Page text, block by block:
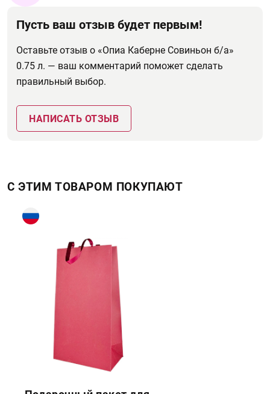
Пусть ваш отзыв будет первым!
Оставьте отзыв о «Опиа Каберне Совиньон б/а»
0.75 л. — ваш комментарий поможет сделать
правильный выбор.
НАПИСАТЬ ОТЗЫВ
С ЭТИМ ТОВАРОМ ПОКУПАЮТ